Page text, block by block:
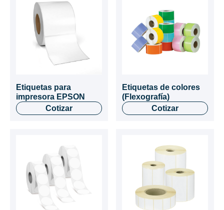
Etiquetas para
impresora EPSON
Cotizar
Etiquetas de colores
(Flexografía)
Cotizar